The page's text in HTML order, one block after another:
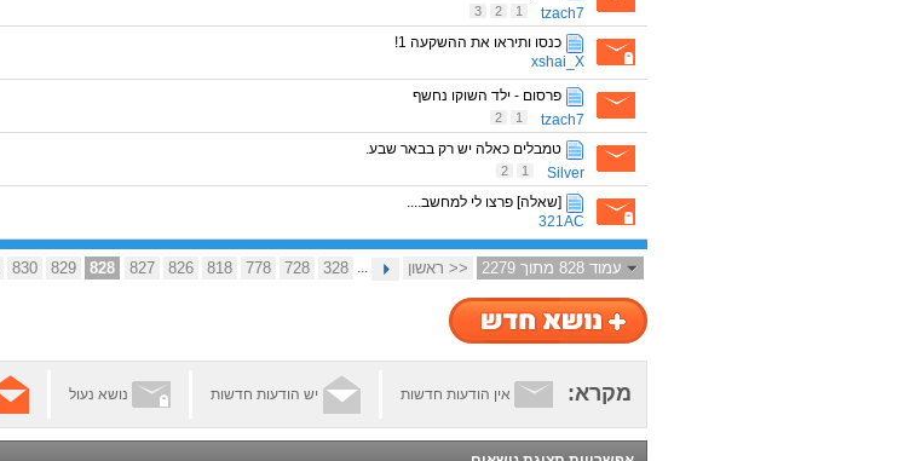
tzach7
1
2
3
כנסו ותיראו את ההשקעה 1!
xshai_X
פרסום - ילד השוקו נחשף
tzach7
1
2
טמבלים כאלה יש רק בבאר שבע.
Silver
1
2
[שאלה] פרצו לי למחשב....
321AC
עמוד 828 מתוך 2279 << ראשון ...
328
728
778
818
826
827
828
829
830
מקרא: אין הודעות חדשות יש הודעות חדשות נושא נעול